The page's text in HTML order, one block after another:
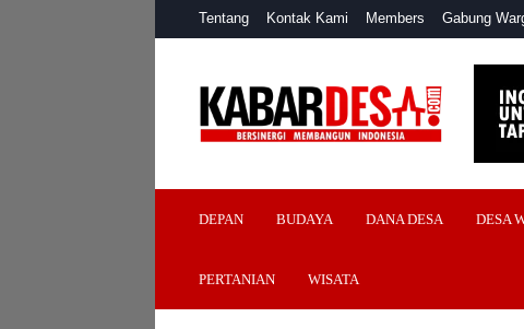
Tentang Kontak Kami Members Gabung
Desa
DEPAN BUDAYA DANA DESA DESA
PERTANIAN WISATA